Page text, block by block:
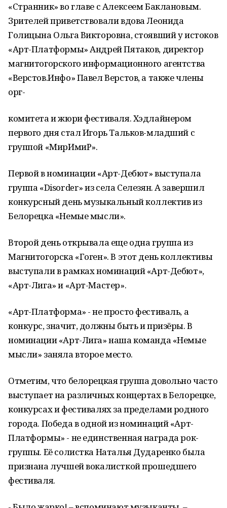
«Странник» во главе с Алексеем Баклановым.
Зрителей приветствовали вдова Леонида
Голицына Ольга Викторовна, стоявший у истоков
«Арт-Платформы» Андрей Пятаков, директор
магнитогорского информационного агентства
«Верстов.Инфо» Павел Верстов, а также члены
орг-
комитета и жюри фестиваля. Хэдлайнером
первого дня стал Игорь Тальков-младший с
группой «МирИмиР».
Первой в номинации «Арт-Дебют» выступала
группа «Disorder» из села Селезян. А завершил
конкурсный день музыкальный коллектив из
Белорецка «Немые мысли».
Второй день открывала еще одна группа из
Магнитогорска «Гоген». В этот день коллективы
выступали в рамках номинаций «Арт-Дебют»,
«Арт-Лига» и «Арт-Мастер».
«Арт-Платформа» - не просто фестиваль, а
конкурс, значит, должны быть и призёры. В
номинации «Арт-Лига» наша команда «Немые
мысли» заняла второе место.
Отметим, что белорецкая группа довольно часто
выступает на различных концертах в Белорецке,
конкурсах и фестивалях за пределами родного
города. Победа в одной из номинаций «Арт-
Платформы» - не единственная награда рок-
группы. Её солистка Наталья Дударенко была
признана лучшей вокалисткой прошедшего
фестиваля.